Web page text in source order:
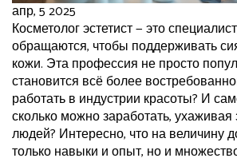
апр, 5 2025
Косметолог эстетист — это
обращаются, чтобы поддерживать
кожи. Эта профессия не просто
становится всё более
работать в индустрии красоты? И
сколько можно заработать, ухаживая
людей? Интересно, что на величину
только навыки и опыт, но и